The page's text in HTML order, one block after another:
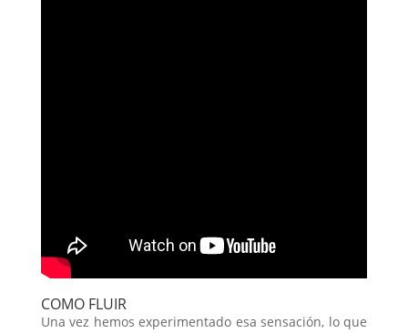
COMO FLUIR
Una vez hemos experimentado esa sensación, lo que